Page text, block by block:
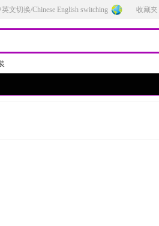
英文切换/Chinese English switching 收藏夹